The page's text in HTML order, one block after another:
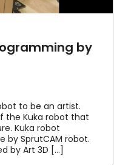
by
to be an artist.
the Kuka robot that
Kuka robot
by SprutCAM robot.
by Art 3D [...]